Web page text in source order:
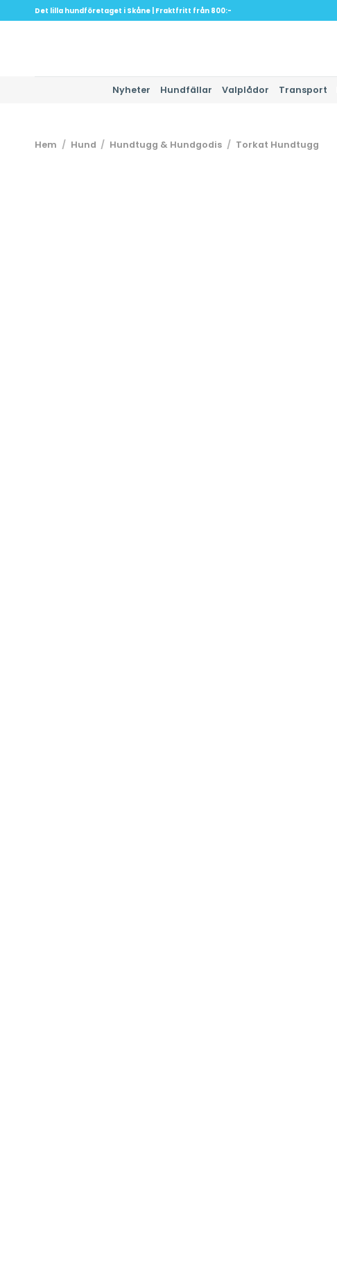
to
Det lilla hundföretaget i Skåne | Fraktfritt från 800:-
Nyheter Hundfällar Valplådor Transport
Hem / Hund / Hundtugg & Hundgodis / Torkat Hundtugg